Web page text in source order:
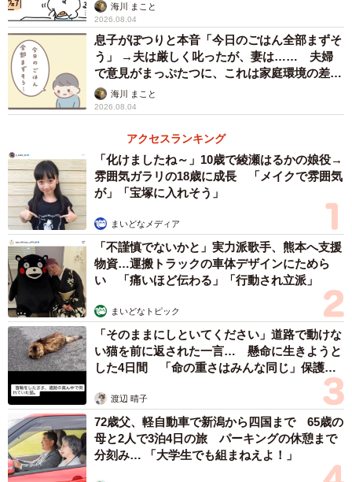
4/9
髭さんが言う同意の言葉は「いいね」（B.B軍曹さん提供）
読者からは「いいねって言ってもらえると、仲間みぃつけ
た！って思えます」「わたしも気をつけて使ってみます」
など共感の声があがっています。そこで同作について、作
者のB.B軍曹さんに詳しく話を聞きました。
ほんの一文字の違いで変わる「距離感」や「関係
性」
海川 まこと
2026.08.04
息子がぽつりと本音「今日のごはん全部まずそ
う」 →夫は厳しく叱ったが、妻は…… 夫婦
で意見がまっぷたつに、これは家庭環境の差？
【漫画】
海川 まこと
2026.08.04
アクセスランキング
「化けましたね～」10歳で綾瀬はるかの娘役→
雰囲気ガラリの18歳に成長 「メイクで雰囲気
が」「宝塚に入れそう」
まいどなメディア
「不謹慎でないかと」実力派歌手、熊本へ支援
物資…運搬トラックの車体デザインにためら
い 「痛いほど伝わる」「行動され立派」
まいどなトピック
「そのままにしといてください」道路で動けな
い猫を前に返された一言… 懸命に生きようと
した4日間 「命の重さはみんな同じ」保護団
渡辺 晴子
72歳父、軽自動車で新潟から四国まで 65歳の
母と2人で3泊4日の旅 パーキングの休憩まで
分刻み… 「大学生でも組まねえよ！」